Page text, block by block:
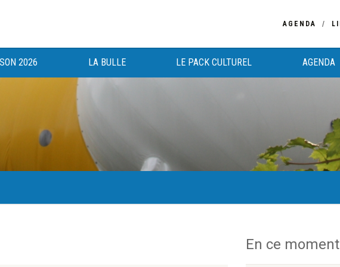
AGENDA
2026 LA BULLE LE PACK CULTUREL AGENDA
au bénéfice des haut-saônois depuis 1983. En ce moment